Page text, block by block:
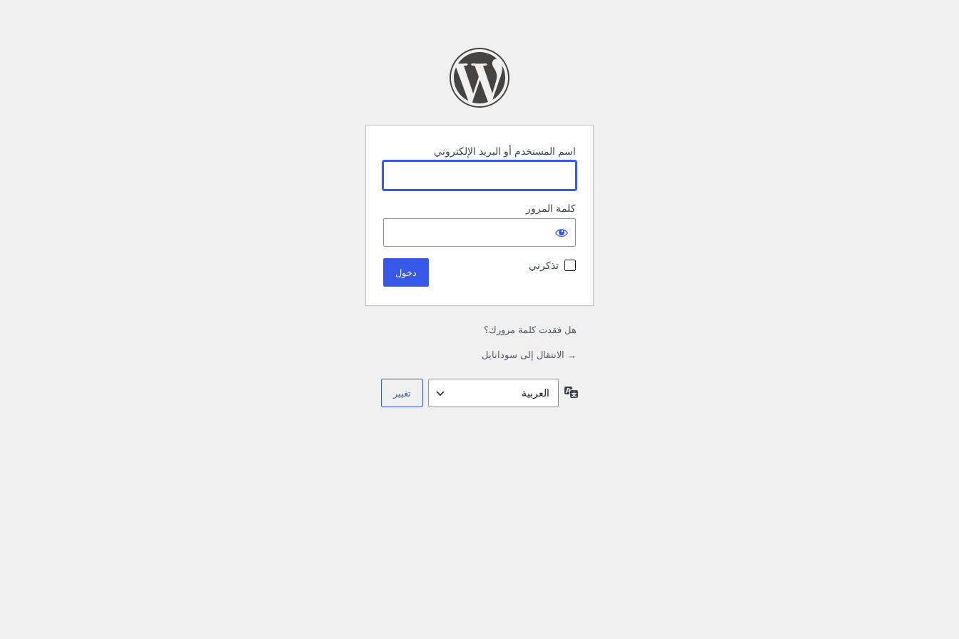
اسم المستخدم أو البريد الإلكتروني
كلمة المرور
تذكرني
هل فقدت كلمة مرورك؟
→ الانتقال إلى سودانايل
اللغة